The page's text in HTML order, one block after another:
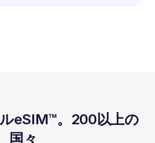
eSIM™。200以上の
国々